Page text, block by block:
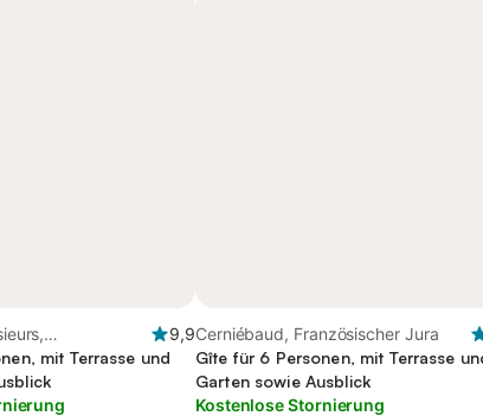
9,9
mit Terrasse und
Cerniébaud, Französischer Jura
Gîte für 6 Personen, mit Terrasse
Garten sowie Ausblick
Kostenlose Stornierung